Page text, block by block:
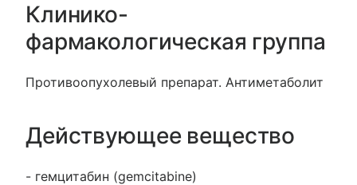
Клинико-
фармакологическая группа
Противоопухолевый препарат. Антиметаболит
Действующее вещество
- гемцитабин (gemcitabine)